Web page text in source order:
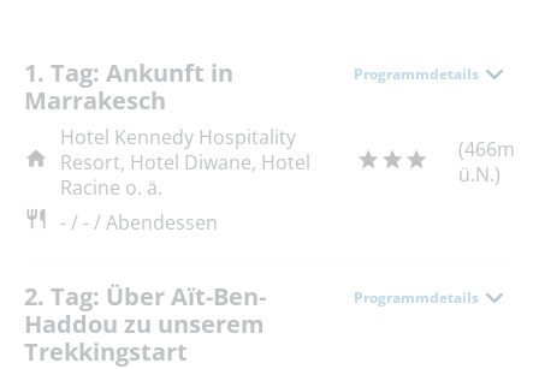
1. Tag: Ankunft in
Marrakesch
Programmdetails
Hotel Kennedy Hospitality
Resort, Hotel Diwane, Hotel
Racine o. ä.
(466m
ü.N.)
- / - / Abendessen
2. Tag: Über Aït-Ben-
Haddou zu unserem
Trekkingstart
Programmdetails